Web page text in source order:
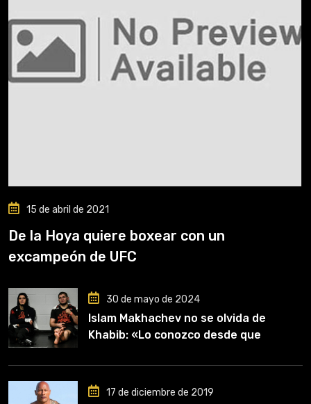
15 de abril de 2021
De la Hoya quiere boxear con un
excampeón de UFC
30 de mayo de 2024
Islam Makhachev no se olvida de
Khabib: «Lo conozco desde que
clave en mi carrera»
17 de diciembre de 2019